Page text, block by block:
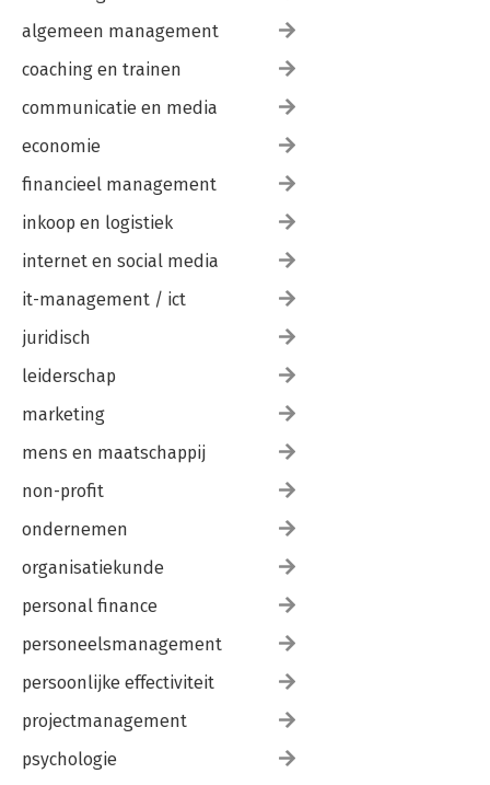
Ja, maar dat kan alleen in startende organisaties
Ja, dus?
Nawoord
Literatuurlijst
Bijlage 2: Lijst van acties die vertrouwen bouwen
algemeen management
coaching en trainen
communicatie en media
economie
financieel management
inkoop en logistiek
internet en social media
it-management / ict
juridisch
leiderschap
marketing
mens en maatschappij
non-profit
ondernemen
organisatiekunde
personal finance
personeelsmanagement
persoonlijke effectiviteit
projectmanagement
psychologie